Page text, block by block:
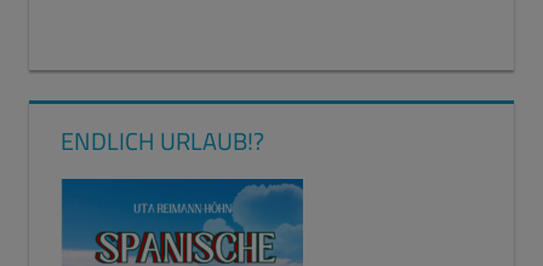
ENDLICH URLAUB!?